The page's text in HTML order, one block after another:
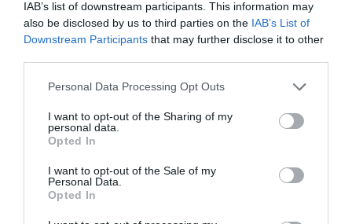
IAB’s list of downstream participants. This information may
also be disclosed by us to third parties on the IAB’s List of
Downstream Participants that may further disclose it to other
Personal Data Processing Opt Outs
I want to opt-out of the Sharing of my
personal data.
Opted In
I want to opt-out of the Sale of my
Personal Data.
Opted In
került, míg a híd oldalain neoncsövekből
kialakítva a kongresszusi jelkép, tehát az
Hídrobbantás a német
megszállás alatt